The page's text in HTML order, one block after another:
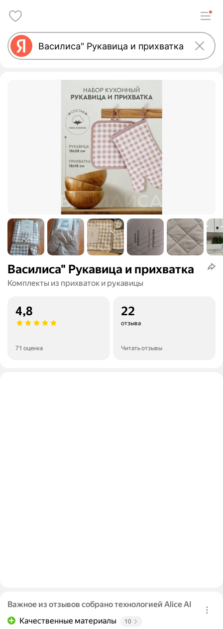
Василиса" Рукавица и прихватка
Комплекты из прихваток и рукавицы
4,8
71 оценка
22
отзыва
Читать отзывы
Важное из отзывов собрано технологией Alice AI
Качественные материалы
10